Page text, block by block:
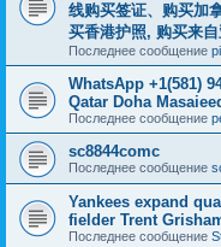
线购买签证、购买加
买香港护照, 购买来
Последнее сообщение
WhatsApp +1(581)
Qatar Doha
Последнее сообщение
sc8844comc
Последнее сообщение
Yankees expand
fielder Trent
Последнее сообщение